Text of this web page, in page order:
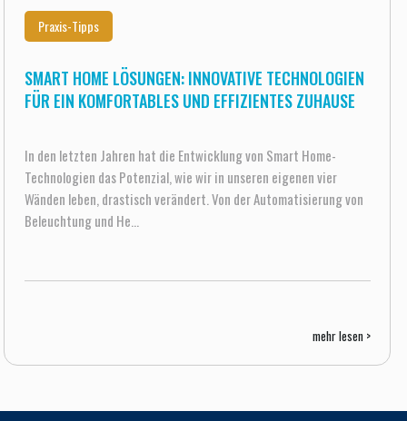
Praxis-Tipps
SMART HOME LÖSUNGEN: INNOVATIVE TECHNOLOGIEN
FÜR EIN KOMFORTABLES UND EFFIZIENTES ZUHAUSE
In den letzten Jahren hat die Entwicklung von Smart Home-
Technologien das Potenzial, wie wir in unseren eigenen vier
Wänden leben, drastisch verändert. Von der Automatisierung von
Beleuchtung und He...
mehr lesen >